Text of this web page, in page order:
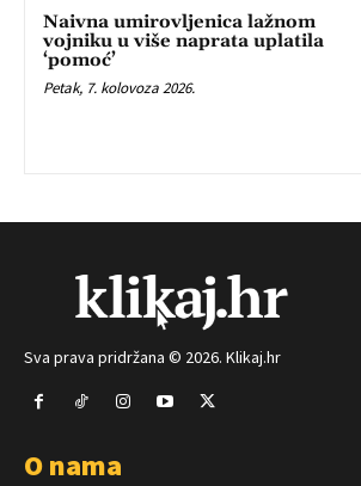
Naivna umirovljenica lažnom
vojniku u više naprata uplatila
‘pomoć’
Petak, 7. kolovoza 2026.
Sva prava pridržana © 2026. Klikaj.hr
O nama